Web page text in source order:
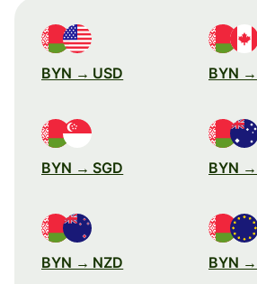
BYN → USD BYN
BYN → SGD BYN
BYN → NZD BYN →